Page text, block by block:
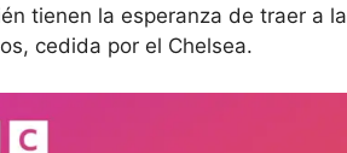
tienen la esperanza de traer a la
cedida por el Chelsea.